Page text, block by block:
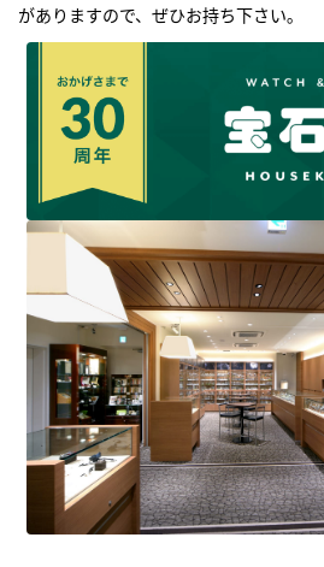
がありますので、ぜひお持ち下さい｡